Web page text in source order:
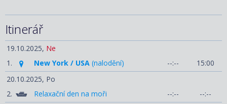
Itinerář
19.10.2025, Ne
1.
New York / USA (nalodění) --:--
15:00
20.10.2025, Po
2.
Relaxační den na moři --:--
--:--